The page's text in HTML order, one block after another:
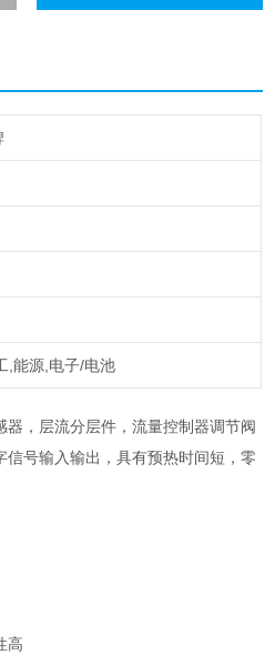
,能源,电子/电池
器，层流分层件，流量控制器调节阀
号输入输出，具有预热时间短，零
高